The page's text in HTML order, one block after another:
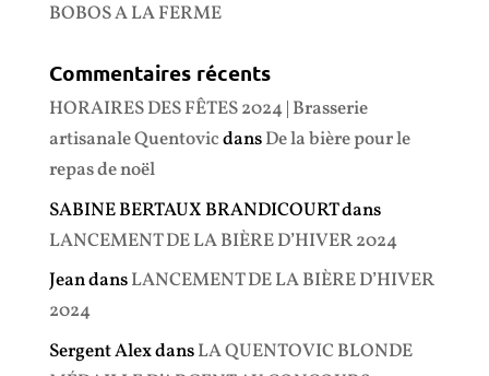
BOBOS A LA FERME
Commentaires récents
HORAIRES DES FÊTES 2024 | Brasserie
artisanale QuentovicdansDe la bière pour le
repas de noël
SABINE BERTAUX BRANDICOURTdans
LANCEMENT DE LA BIÈRE D’HIVER 2024
JeandansLANCEMENT DE LA BIÈRE D’HIVER
2024
Sergent AlexdansLA QUENTOVIC BLONDE